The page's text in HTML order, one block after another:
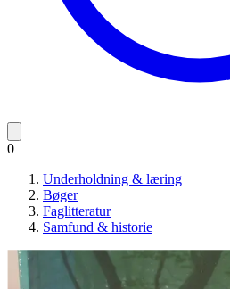
0
Underholdning & læring
Bøger
Faglitteratur
Samfund & historie